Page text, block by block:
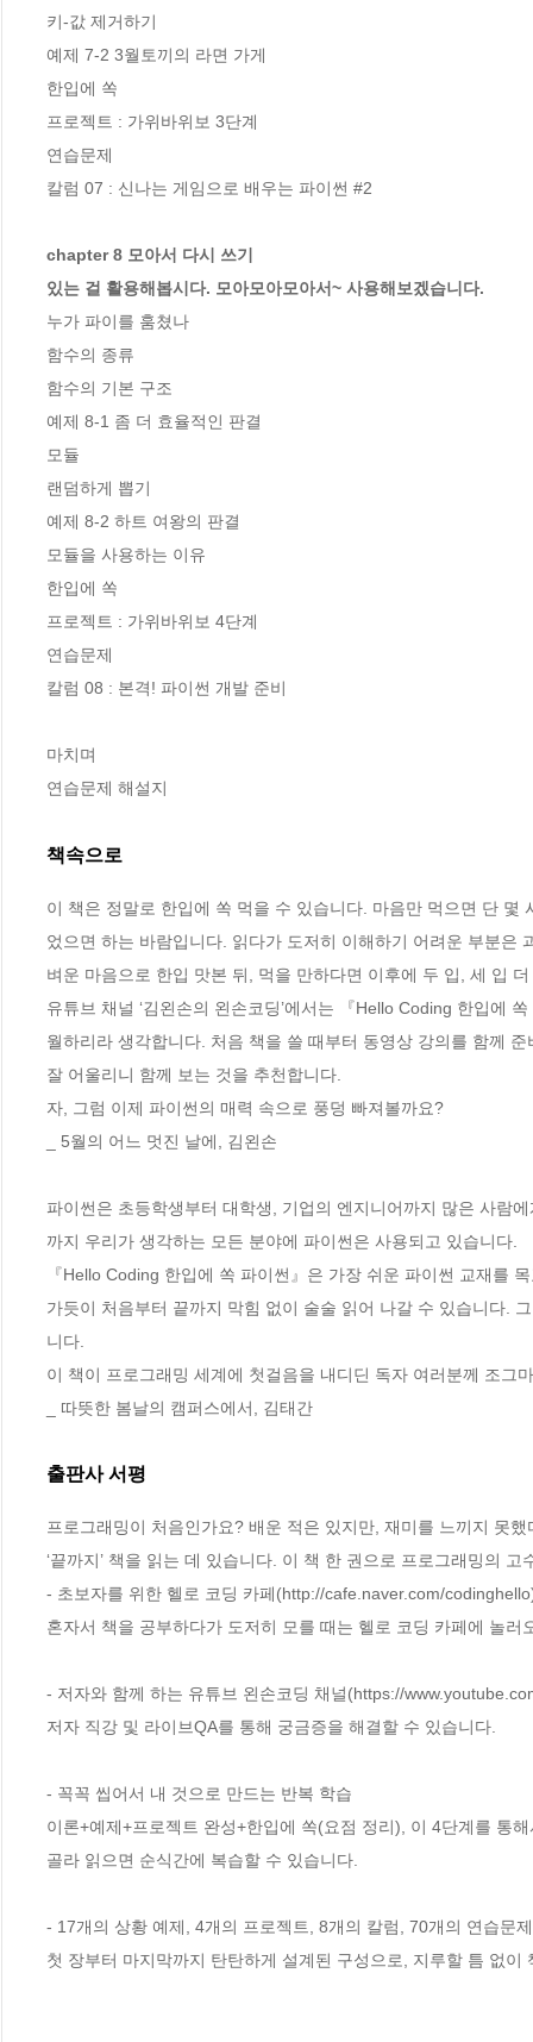
키-값 제거하기
예제 7-2 3월토끼의 라면 가게
한입에 쏙
프로젝트 : 가위바위보 3단계
연습문제
칼럼 07 : 신나는 게임으로 배우는 파이썬 #2
chapter 8 모아서 다시 쓰기
있는 걸 활용해봅시다. 모아모아모아서~ 사용해보겠습니다.
누가 파이를 훔쳤나
함수의 종류
함수의 기본 구조
예제 8-1 좀 더 효율적인 판결
모듈
랜덤하게 뽑기
예제 8-2 하트 여왕의 판결
모듈을 사용하는 이유
한입에 쏙
프로젝트 : 가위바위보 4단계
연습문제
칼럼 08 : 본격! 파이썬 개발 준비
마치며
연습문제 해설지
책속으로
이 책은 정말로 한입에 쏙 먹을 수 있습니다. 마음만 먹으면 단
었으면 하는 바람입니다. 읽다가 도저히 이해하기 어려운 부분은
벼운 마음으로 한입 맛본 뒤, 먹을 만하다면 이후에 두 입, 세 입
유튜브 채널 ‘김왼손의 왼손코딩’에서는 『Hello Coding 한입에
월하리라 생각합니다. 처음 책을 쓸 때부터 동영상 강의를 함께
잘 어울리니 함께 보는 것을 추천합니다.
자, 그럼 이제 파이썬의 매력 속으로 풍덩 빠져볼까요?
_ 5월의 어느 멋진 날에, 김왼손
파이썬은 초등학생부터 대학생, 기업의 엔지니어까지 많은 사람
까지 우리가 생각하는 모든 분야에 파이썬은 사용되고 있습니다.
『Hello Coding 한입에 쏙 파이썬』은 가장 쉬운 파이썬 교재를
가듯이 처음부터 끝까지 막힘 없이 술술 읽어 나갈 수 있습니다.
니다.
이 책이 프로그래밍 세계에 첫걸음을 내디딘 독자 여러분께 조그
_ 따뜻한 봄날의 캠퍼스에서, 김태간
출판사 서평
프로그래밍이 처음인가요? 배운 적은 있지만, 재미를 느끼지 못
‘끝까지’ 책을 읽는 데 있습니다. 이 책 한 권으로 프로그래밍의
- 초보자를 위한 헬로 코딩 카페(http://cafe.naver.com/
혼자서 책을 공부하다가 도저히 모를 때는 헬로 코딩 카페에 놀러
- 저자와 함께 하는 유튜브 왼손코딩 채널(https://
저자 직강 및 라이브QA를 통해 궁금증을 해결할 수 있습니다.
- 꼭꼭 씹어서 내 것으로 만드는 반복 학습
이론+예제+프로젝트 완성+한입에 쏙(요점 정리), 이 4단계를 통
골라 읽으면 순식간에 복습할 수 있습니다.
- 17개의 상황 예제, 4개의 프로젝트, 8개의 칼럼, 70개의 연습문제
첫 장부터 마지막까지 탄탄하게 설계된 구성으로, 지루할 틈 없이